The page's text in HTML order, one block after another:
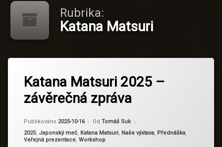
Rubrika:
Katana Matsuri
Katana Matsuri 2025 –
závěrečná zpráva
Publikováno 2025-10-16 Od Tomáš Suk
Kategorie:
2025, Japonský meč Katana Matsuri Naše výstava Přednáška
Veřejná prezentace Workshop